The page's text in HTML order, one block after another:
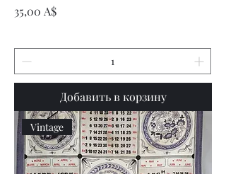
Цена
35,00 A$
Добавить в корзину
Vintage